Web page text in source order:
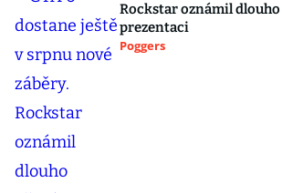
Rockstar oznámil
prezentaci
Poggers